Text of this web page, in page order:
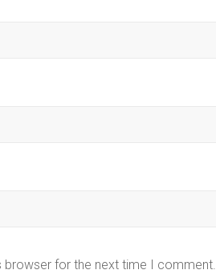
browser for the next time I comment.